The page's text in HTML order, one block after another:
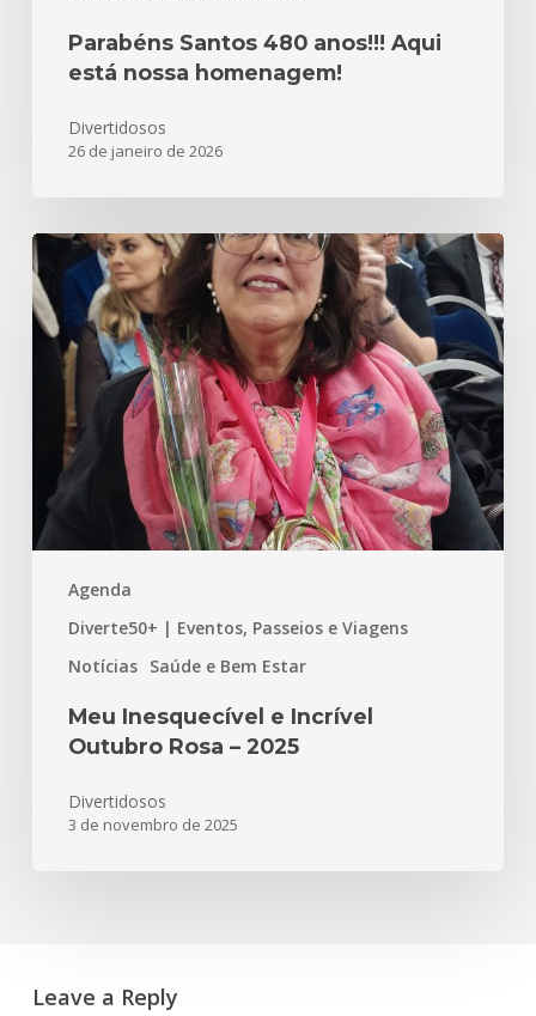
Parabéns Santos 480 anos!!! Aqui
está nossa homenagem!
Divertidosos
26 de janeiro de 2026
Agenda
Diverte50+ | Eventos, Passeios e Viagens
Notícias Saúde e Bem Estar
Meu
Inesquecível
e
Incrível
Outubro
2025
Meu Inesquecível e Incrível
Outubro Rosa – 2025
Divertidosos
3 de novembro de 2025
Leave a Reply